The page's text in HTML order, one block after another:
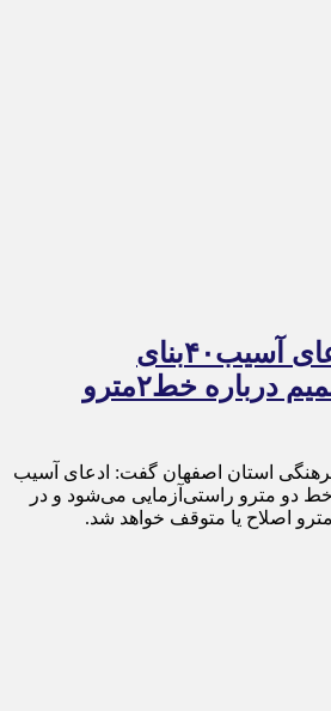
راستی‌آزمایی ادعای آسیب۴۰بنای
تاریخی،مبنای تصمیم درباره خط۲مترو
استان اصفهان گفت: ادعای آسیب
خط دو مترو راستی‌آزمایی می‌شود و در
اصلاح یا متوقف خواهد شد.